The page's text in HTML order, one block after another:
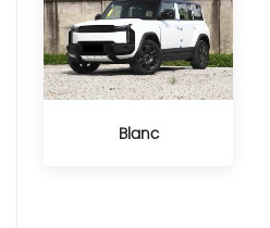
Blanc